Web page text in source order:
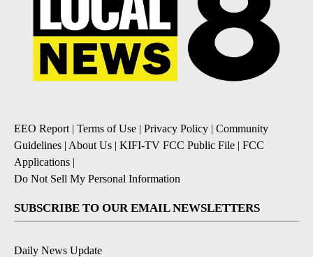
EEO Report | Terms of Use | Privacy Policy | Community
Guidelines | About Us | KIFI-TV FCC Public File | FCC
Applications |
Do Not Sell My Personal Information
SUBSCRIBE TO OUR EMAIL NEWSLETTERS
Daily News Update